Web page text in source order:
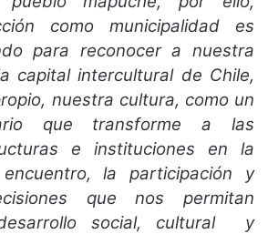
como municipalidad es
para reconocer a nuestra
capital intercultural de Chile,
nuestra cultura, como un
que transforme a las
e instituciones en la
la participación y
que nos permitan
social, cultural y